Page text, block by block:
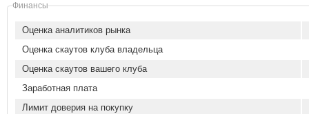
Финансы
Оценка аналитиков рынка
Оценка скаутов клуба владельца
Оценка скаутов вашего клуба
Заработная плата
Лимит доверия на покупку